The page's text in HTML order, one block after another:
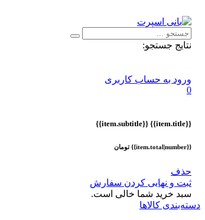
نتایج جستجو:
ورود به حساب کاربری
0
{{item.title}}
{{item.subtitle}}
{{item.total|number}} تومان
حذف
ثبت و نهایی کردن سفارش
سبد خرید شما خالی است.
دسته‌بندی کالاها